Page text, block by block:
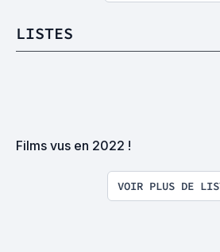
LISTES
Films vus en 2022 !
VOIR PLUS DE